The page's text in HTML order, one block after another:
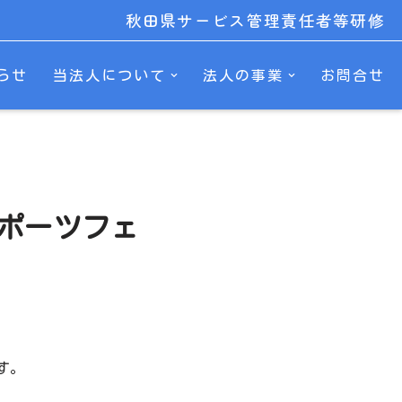
秋田県サービス管理責任者等研修
せ 当法人について 法人の事業 お問合せ
ーツフェ
。